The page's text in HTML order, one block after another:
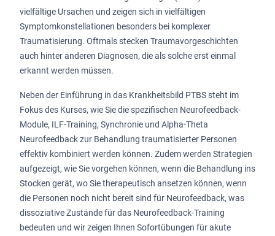
vielfältige Ursachen und zeigen sich in vielfältigen
Symptomkonstellationen besonders bei komplexer
Traumatisierung. Oftmals stecken Traumavorgeschichten
auch hinter anderen Diagnosen, die als solche erst einmal
erkannt werden müssen.
Neben der Einführung in das Krankheitsbild PTBS steht im
Fokus des Kurses, wie Sie die spezifischen Neurofeedback-
Module, ILF-Training, Synchronie und Alpha-Theta
Neurofeedback zur Behandlung traumatisierter Personen
effektiv kombiniert werden können. Zudem werden Strategien
aufgezeigt, wie Sie vorgehen können, wenn die Behandlung ins
Stocken gerät, wo Sie therapeutisch ansetzen können, wenn
die Personen noch nicht bereit sind für Neurofeedback, was
dissoziative Zustände für das Neurofeedback-Training
bedeuten und wir zeigen Ihnen Sofortübungen für akute